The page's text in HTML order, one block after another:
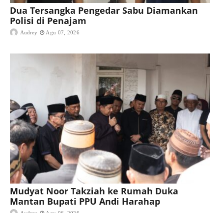
Dua Tersangka Pengedar Sabu Diamankan
Polisi di Penajam
Audrey Agu 07, 2026
Mudyat Noor Takziah ke Rumah Duka
Mantan Bupati PPU Andi Harahap